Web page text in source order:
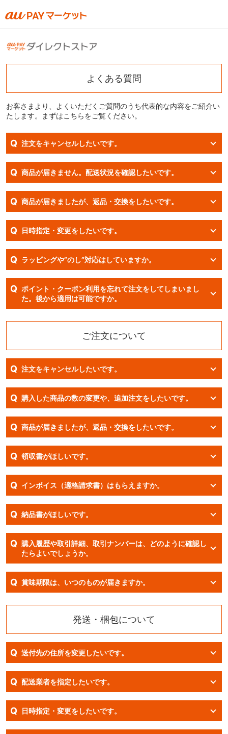
よくある質問
お客さまより、よくいただくご質問のうち代表的な内容をご紹介い
たします。まずはこちらをご覧ください。
Q 注文をキャンセルしたいです。
Q 商品が届きません。配送状況を確認したいです。
Q 商品が届きましたが、返品・交換をしたいです。
Q 日時指定・変更をしたいです。
Q ラッピングや”のし”対応はしていますか。
Q ポイント・クーポン利用を忘れて注文をしてしまいまし
た。後から適用は可能ですか。
ご注文について
Q 注文をキャンセルしたいです。
Q 購入した商品の数の変更や、追加注文をしたいです。
Q 商品が届きましたが、返品・交換をしたいです。
Q 領収書がほしいです。
Q インボイス（適格請求書）はもらえますか。
Q 納品書がほしいです。
Q 購入履歴や取引詳細、取引ナンバーは、どのように確認し
たらよいでしょうか。
Q 賞味期限は、いつのものが届きますか。
発送・梱包について
Q 送付先の住所を変更したいです。
Q 配送業者を指定したいです。
Q 日時指定・変更をしたいです。